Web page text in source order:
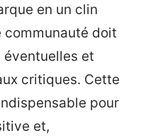
en un clin
communauté doit
et
critiques. Cette
pour
et,